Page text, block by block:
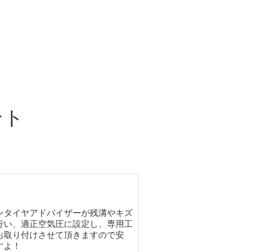
タイヤアドバイザーが残溝やキズ
い、適正空気圧に設定し、専用工
取り付けさせて頂きますので安
！